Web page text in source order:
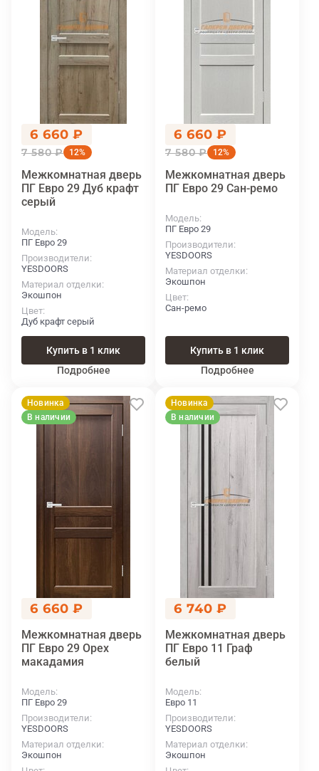
6 660 ₽
7 580 ₽ 12%
Межкомнатная дверь
ПГ Евро 29 Дуб крафт
серый
Модель
ПГ Евро 29
Производители
YESDOORS
Материал отделки
Экошпон
Цвет
Дуб крафт серый
Купить в 1 клик
Подробнее
6 660 ₽
7 580 ₽ 12%
Межкомнатная дверь
ПГ Евро 29 Сан-ремо
Модель
ПГ Евро 29
Производители
YESDOORS
Материал отделки
Экошпон
Цвет
Сан-ремо
Купить в 1 клик
Подробнее
Новинка
В наличии
6 660 ₽
Межкомнатная дверь
ПГ Евро 29 Орех
макадамия
Модель
ПГ Евро 29
Производители
YESDOORS
Материал отделки
Экошпон
Новинка
В наличии
6 740 ₽
Межкомнатная дверь
ПГ Евро 11 Граф
белый
Модель
Евро 11
Производители
YESDOORS
Материал отделки
Экошпон